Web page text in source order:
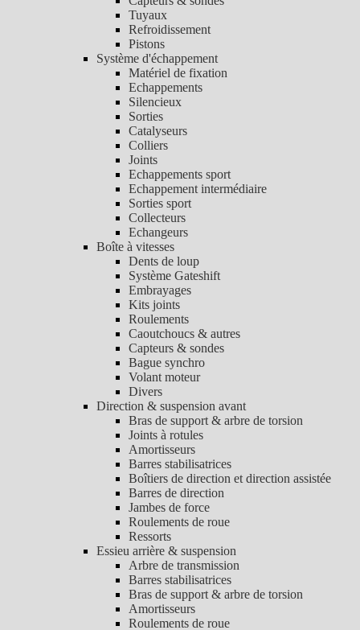
Tuyaux
Refroidissement
Pistons
Système d'échappement
Matériel de fixation
Echappements
Silencieux
Sorties
Catalyseurs
Colliers
Joints
Echappements sport
Echappement intermédiaire
Sorties sport
Collecteurs
Echangeurs
Boîte à vitesses
Dents de loup
Système Gateshift
Embrayages
Kits joints
Roulements
Caoutchoucs & autres
Capteurs & sondes
Bague synchro
Volant moteur
Divers
Direction & suspension avant
Bras de support & arbre de torsion
Joints à rotules
Amortisseurs
Barres stabilisatrices
Boîtiers de direction et direction assistée
Barres de direction
Jambes de force
Roulements de roue
Ressorts
Essieu arrière & suspension
Arbre de transmission
Barres stabilisatrices
Bras de support & arbre de torsion
Amortisseurs
Roulements de roue